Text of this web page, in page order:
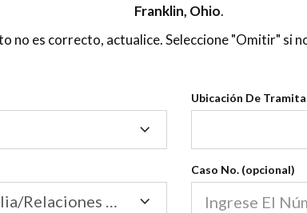
Condados
2600
Condados
Nuestras clases
2600 condados.
Las clases para
Franklin, Ohio.
no es correcto, actualice. Seleccione "Omitir" si
Ubicación De
Tramitación
Tribunal de Familia/Relaciones Domésticas
Caso No. (opcional)